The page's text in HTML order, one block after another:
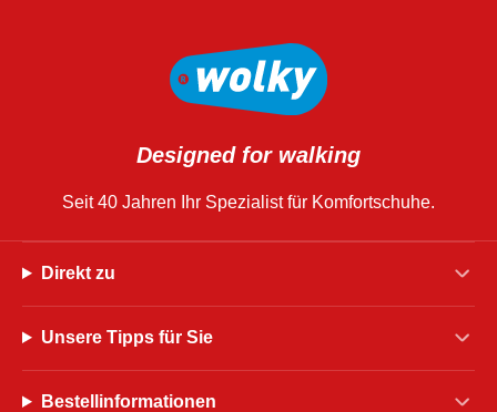
Designed for walking
Seit 40 Jahren Ihr Spezialist für Komfortschuhe.
Direkt zu
Unsere Tipps für Sie
Bestellinformationen